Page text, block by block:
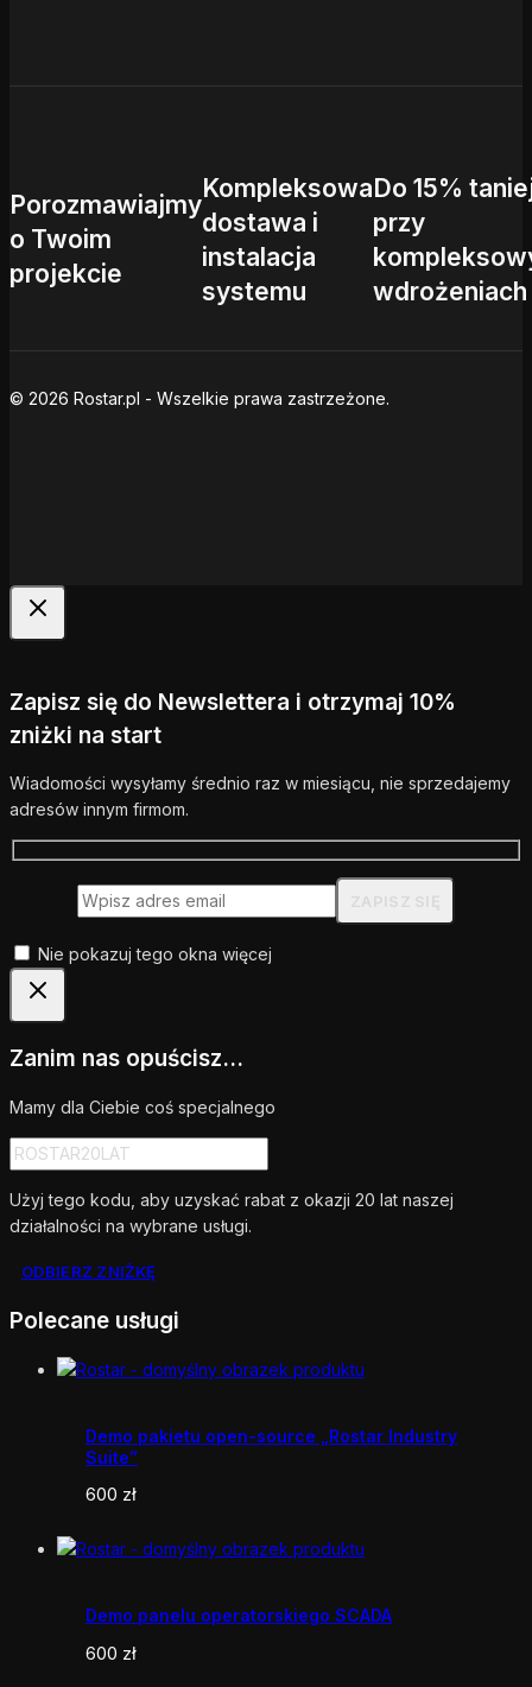
Porozmawiajmy
o Twoim
projekcie
Kompleksowa
dostawa i
instalacja
systemu
Do 15%
przy
wdrożeniach
© 2026 Rostar.pl - Wszelkie prawa zastrzeżone.
Zapisz się do Newslettera i otrzymaj 10%
zniżki na start
Wiadomości wysyłamy średnio raz w miesiącu, nie sprzedajemy
adresów innym firmom.
Nie pokazuj tego okna więcej
Zanim nas opuścisz...
Mamy dla Ciebie coś specjalnego
Użyj tego kodu, aby uzyskać rabat z okazji 20 lat naszej
działalności na wybrane usługi.
ODBIERZ ZNIŻKĘ
Polecane usługi
Demo pakietu open-source „Rostar Industry
Suite”
600 zł
Demo panelu operatorskiego SCADA
600 zł